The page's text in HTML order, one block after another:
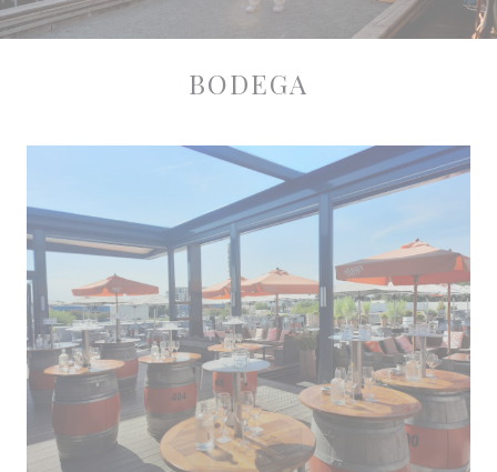
BODEGA